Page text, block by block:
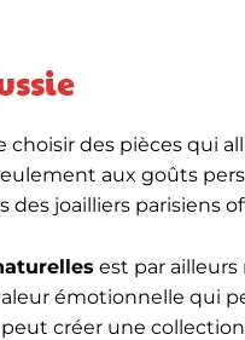
choisir des pièces qui
aux goûts
des joailliers parisiens
est par
émotionnelle qui
créer une